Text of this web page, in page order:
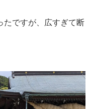
たですが、広すぎて断